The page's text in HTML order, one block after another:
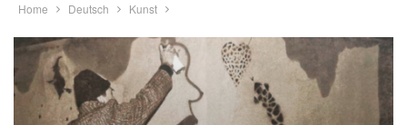
Home Deutsch Kunst